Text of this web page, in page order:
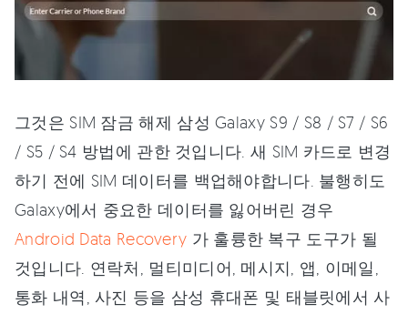
그것은 SIM 잠금 해제 삼성 Galaxy S9 / S8 / S7 / S6
/ S5 / S4 방법에 관한 것입니다. 새 SIM 카드로 변경
하기 전에 SIM 데이터를 백업해야합니다. 불행히도
Galaxy에서 중요한 데이터를 잃어버린 경우
Android Data Recovery 가 훌륭한 복구 도구가 될
것입니다. 연락처, 멀티미디어, 메시지, 앱, 이메일,
통화 내역, 사진 등을 삼성 휴대폰 및 태블릿에서 사